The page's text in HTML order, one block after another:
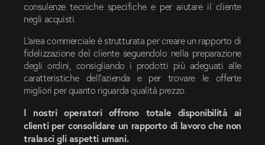
consulenze tecniche specifiche e per aiutare il cliente
negli acquisti.
L’area commerciale è strutturata per creare un rapporto di
fidelizzazione del cliente seguendolo nella preparazione
degli ordini, consigliando i prodotti più adeguati alle
caratteristiche dell’azienda e per trovare le offerte
migliori per quanto riguarda qualità prezzo.
I nostri operatori offrono totale disponibilità ai
clienti per consolidare un rapporto di lavoro che non
tralasci gli aspetti umani.